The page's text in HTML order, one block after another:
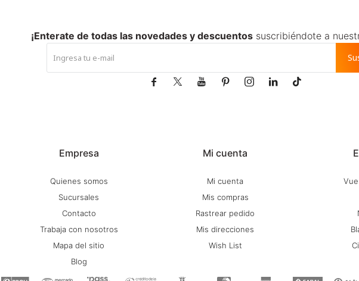
Empresa
Quienes somos
Sucursales
Contacto
Trabaja con nosotros
Mapa del sitio
Blog
Mi cuenta
Mi cuenta
Mis compras
Rastrear pedido
Mis direcciones
Wish List
¡Enterate de todas las novedades y descuentossuscribiéndote a
      